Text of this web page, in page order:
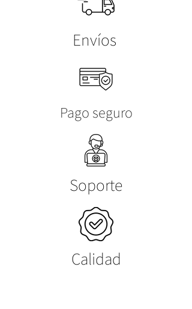
Envíos
Pago seguro
Soporte
Calidad